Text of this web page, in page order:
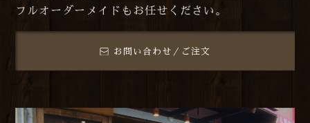
フルオーダーメイドもお任せください。
お問い合わせ／ご注文